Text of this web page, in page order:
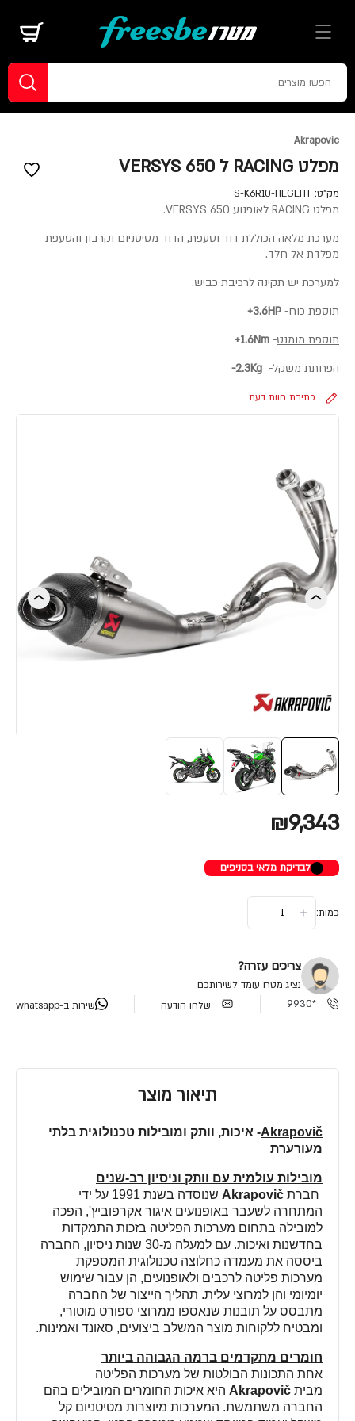
Akrapovic
מפלט RACING ל VERSYS 650
מק"ט: S-K6R10-HEGEHT
מפלט RACING לאופנוע VERSYS 650.
מערכת מלאה הכוללת דוד וסעפת, הדוד מטיטניום וקרבון והסעפת
מפלדת אל חלד.
למערכת יש תקינה לרכיבת כביש.
תוספת כוח-
3.6HP+
תוספת מומנט-
1.6Nm+
הפחתת משקל-
2.3Kg-
כתיבת חוות דעת
₪9,343
לבדיקת מלאי בסניפים
כמות:
צריכים עזרה?
נציג מטרו עומד לשירותכם
*9930
שלחו הודעה שירות ב-whatsapp
תיאור מוצר
Akrapovič
- איכות, וותק ומובילות טכנולוגית בלתי
מעורערת
מובילות עולמית עם וותק וניסיון רב-שנים
חברת Akrapovič
שנוסדה בשנת 1991 על ידי
המתחרה לשעבר באופנועים איגור אקרפוביץ', הפכה
למובילה בתחום מערכות הפליטה בזכות התמקדות
בחדשנות ואיכות. עם למעלה מ-30 שנות ניסיון, החברה
ביססה את מעמדה כחלוצה טכנולוגית המספקת
מערכות פליטה לרכבים ולאופנועים, הן עבור שימוש
יומיומי והן למרוצי עלית. תהליך הייצור של החברה
מתבסס על תובנות שנאספו ממרוצי ספורט מוטורי,
ומבטיח ללקוחות מוצר המשלב ביצועים, סאונד ואמינות.
חומרים מתקדמים ברמה הגבוהה ביותר
אחת התכונות הבולטות של מערכות הפליטה
מבית Akrapovič היא איכות החומרים המובילים בהם
החברה משתמשת. המערכות מיוצרות מטיטניום קל